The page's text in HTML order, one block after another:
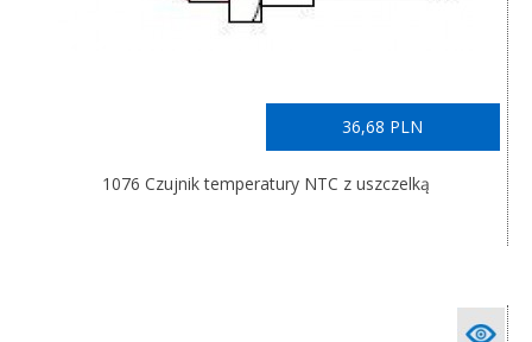
36,68 PLN
1076 Czujnik temperatury NTC z uszczelką